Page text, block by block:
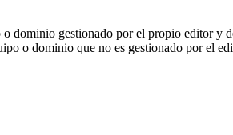
dominio gestionado por el propio editor y
o dominio que no es gestionado por el